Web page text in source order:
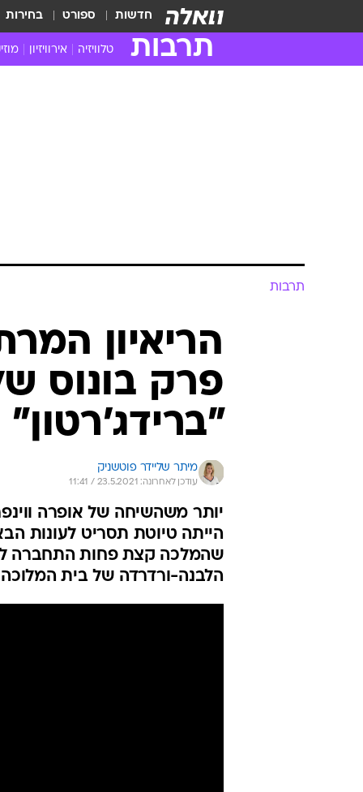
חדשות ספורט בחירות
תרבות טלוויזיה אירוויזיון
תרבות
הריאיון
פרק בונוס
"ברידג'רטון"
מיתר שליידר פוטשניק
עודכן לאחרונה: 23.5.2021 / 11:41
יותר משהשיחה של אופרה
הייתה טיוטת תסריט לעונות
שהמלכה קצת פחות התחברה
הלבנה-ורדרדה של בית המלוכה